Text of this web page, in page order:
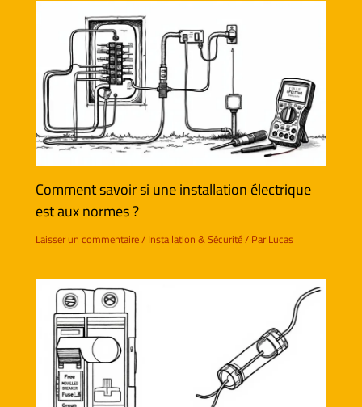
Comment savoir si une installation électrique
est aux normes ?
Laisser un commentaire/Installation & Sécurité/ ParLucas